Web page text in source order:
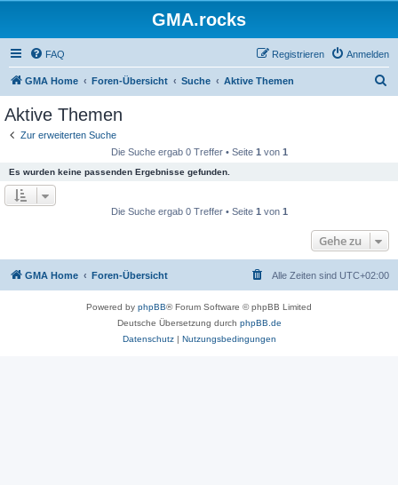
GMA.rocks
FAQ Anmelden
Registrieren
GMA Home Foren-Übersicht Suche Aktive Themen
Aktive Themen
Zur erweiterten Suche
Die Suche ergab 0 Treffer • Seite 1 von 1
Es wurden keine passenden Ergebnisse gefunden.
Die Suche ergab 0 Treffer • Seite 1 von 1
Gehe zu
GMA Home Foren-Übersicht Alle Zeiten sind UTC+02:00
Powered by phpBB® Forum Software © phpBB Limited
Deutsche Übersetzung durch phpBB.de
Datenschutz| Nutzungsbedingungen